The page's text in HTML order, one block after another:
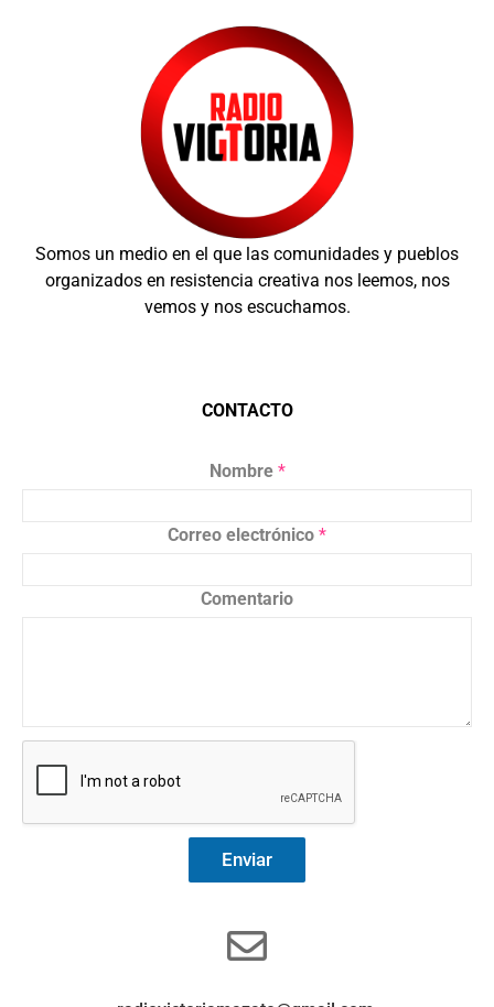
Somos un medio en el que las comunidades y pueblos
organizados en resistencia creativa nos leemos, nos
vemos y nos escuchamos.
CONTACTO
Nombre *
Correo electrónico *
Comentario
Enviar